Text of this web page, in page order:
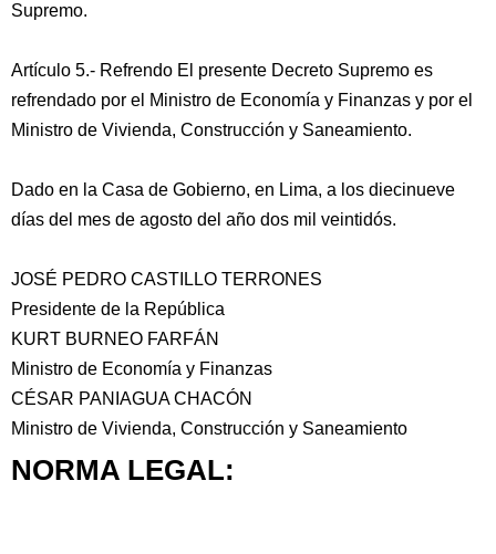
Supremo.
Artículo 5.- Refrendo El presente Decreto Supremo es
refrendado por el Ministro de Economía y Finanzas y por el
Ministro de Vivienda, Construcción y Saneamiento.
Dado en la Casa de Gobierno, en Lima, a los diecinueve
días del mes de agosto del año dos mil veintidós.
JOSÉ PEDRO CASTILLO TERRONES
Presidente de la República
KURT BURNEO FARFÁN
Ministro de Economía y Finanzas
CÉSAR PANIAGUA CHACÓN
Ministro de Vivienda, Construcción y Saneamiento
NORMA LEGAL: